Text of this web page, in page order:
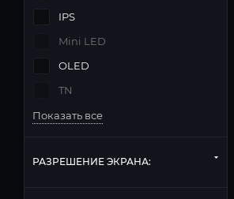
IPS
Mini LED
OLED
TN
Показать все
РАЗРЕШЕНИЕ ЭКРАНА: